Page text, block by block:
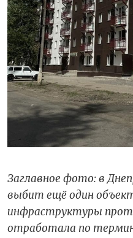
Заглавное фото: в
выбит ещё один
инфраструктуры
отработала по